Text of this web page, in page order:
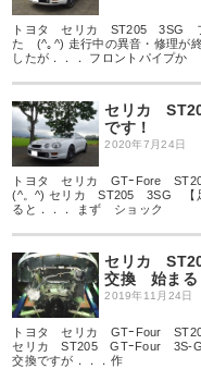
トヨタ セリカ ST205 3SG
た (^｡^) 走行中の異音・修理
したが．．． フロントパイプか
セリカ
です！
2020年7月24日
トヨタ セリカ GTｰFore
(^。^) セリカ ST205 3SG 【
ると．．． まず ショック
セリカ
交換 始まる
2019年11月24日
トヨタ セリカ GTｰFour
セリカ ST205 GTｰFour 3S-
交換ですが．．．作